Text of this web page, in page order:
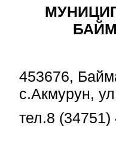
453676,
с.Акмурун,
тел.8